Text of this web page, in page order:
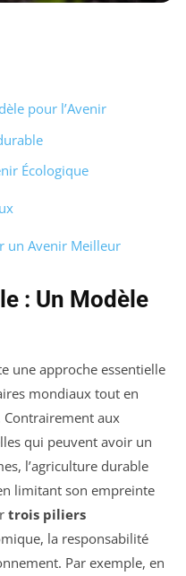
pour l’Avenir
Écologique
un Avenir Meilleur
: Un Modèle
une approche essentielle
mondiaux tout en
aux
qui peuvent avoir un
l’agriculture durable
limitant son empreinte
trois piliers
la responsabilité
Par exemple, en